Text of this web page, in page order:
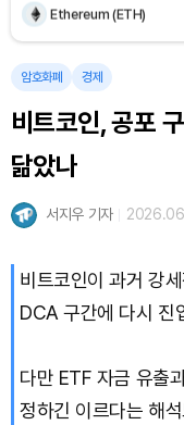
Ethereum (ETH)
Tether USDt (USDT)
BNB (BNB)
USDC (USDC)
Solana (SOL)
암호화폐 경제
비트코인, 공포
닮았나
서지우 기자
비트코인이 과거 강
DCA 구간에 다시 진
다만 ETF 자금 유출
정하긴 이르다는 해